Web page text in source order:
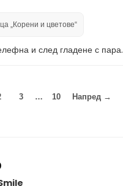
„Корени и цветове“
и след гладене с пара.
3 … 10 Напред →